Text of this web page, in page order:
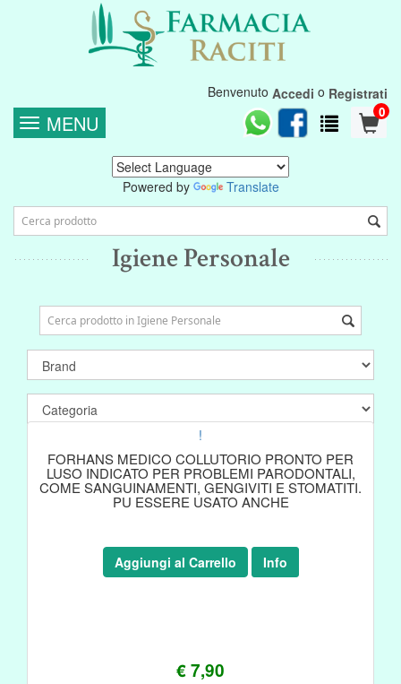
Benvenuto Accedi o Registrati
0
MENU
Powered by Translate
Igiene Personale
!
FORHANS MEDICO COLLUTORIO PRONTO PER
LUSO INDICATO PER PROBLEMI PARODONTALI,
COME SANGUINAMENTI, GENGIVITI E STOMATITI.
PU ESSERE USATO ANCHE
€ 7,90
Aggiungi al Carrello Info